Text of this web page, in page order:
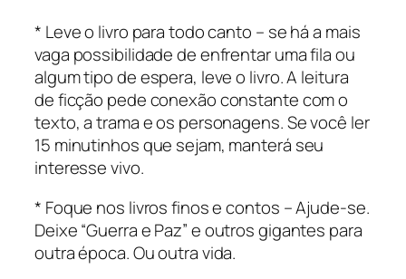
* Leve o livro para todo canto – se há a mais
vaga possibilidade de enfrentar uma fila ou
algum tipo de espera, leve o livro. A leitura
de ficção pede conexão constante com o
texto, a trama e os personagens. Se você ler
15 minutinhos que sejam, manterá seu
interesse vivo.
* Foque nos livros finos e contos – Ajude-se.
Deixe “Guerra e Paz” e outros gigantes para
outra época. Ou outra vida.